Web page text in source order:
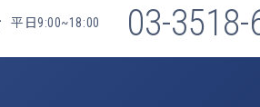
平日9:00~18:00 03-3518-